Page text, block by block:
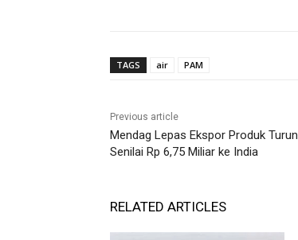
TAGS air PAM
Previous article
Mendag Lepas Ekspor Produk
Senilai Rp 6,75 Miliar ke India
RELATED ARTICLES